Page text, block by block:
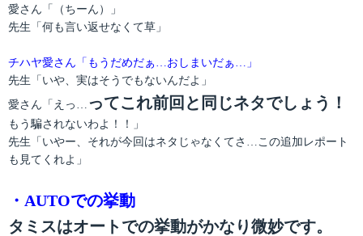
愛さん「（ちーん）」
先生「何も言い返せなくて草」
チハヤ愛さん「もうだめだぁ…おしまいだぁ…」
先生「いや、実はそうでもないんだよ」
愛さん「えっ… ってこれ前回と同じネタでしょう！
もう騙されないわよ！！」
先生「いやー、それが今回はネタじゃなくてさ…この追加レポート
も見てくれよ」
・AUTOでの挙動
タミスはオートでの挙動がかなり微妙です。